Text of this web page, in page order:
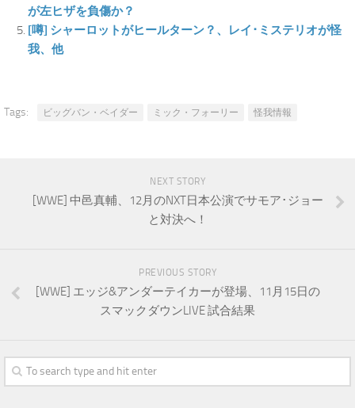
が左ヒザを負傷か？
[噂] シャーロットがヒールターン？、レイ･ミステリオが怪
我、他
Tags: ビッグバン・ベイダー ミック・フォーリー 怪我情報
NEXT STORY
[WWE] 中邑真輔、12月のNXT日本公演でサモア･ジョー
と対決へ！
PREVIOUS STORY
[WWE] エッジ&アンダーテイカーが登場、11月15日の
スマックダウンLIVE 試合結果